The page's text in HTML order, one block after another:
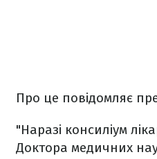
Про це повідомляє
"Наразі консиліум
Доктора медичних